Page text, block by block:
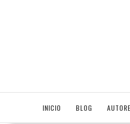
INICIO BLOG